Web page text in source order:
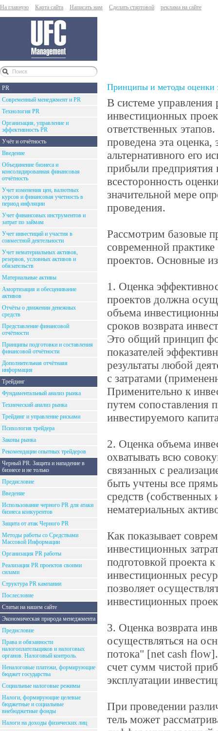
На главную Карта сайта Написать нам Сделать стартовой реклама на сайте
PR
Современный менеджмент и PR
Технология PR
Организация, управление и
эффективность PR
Учёт и отчётность
Введение
Объединение бизнеса и
консолидированная финансовая
отчётность
Учет изменения цен, валютных
курсов и финансовая учетность в
период инфляции
Учет финансовых инструментов и
затрат по займам
Учет инвестиций и участия в
совместной деятельности
Учет нематериальных активов,
резервов, условных активов и
обязательств
Материальные активы
Амортизация и обесценивание
активов
Отчёты о движении денежных
средств
Представление финансовой
отчётности
Принципы подготовки и составления
финансовой отчётности
Дополнительная отчётнаяя
информация
Трейдинг
Фундаментальный анализ рынка
Технический анализ рынка
Трейдинг и управление рисками
Психология трейдера
Законы рынка
Рекомендации опытных трейдеров
Черный PR. Защита и нападение в
бизнесе и не только
Предисловие
Введение
Использование черного PR для атаки
бизнеса конкурентов
Защита от атак Черного PR
Методы работы со Средствами
Массовой Информации
Организация PR работы
Реализация PR проектов своими
силами
Структура PR кампании
Послесловие
Статьи на нашем сайте
Экономическая природа менеджмента
Предисловие
Права и обязанности
налогоплательщиков и налоговых
органов. Налоговый контроль.
Неналоговые платежи, формирующие
бюджет государства
Социальные налоговые режимы
Налоги, формирующие целевые
бюджетные и социальные
внебюджетные фонды
Налоги на доходы физических лиц
Принципы и методы оценки
В системе
инвестиционных
ответственных
проведена эта оценка,
альтернативного его
прибыли предприятия
всесторонность
значительной мере
проведения.
Рассмотрим базовые
современной
проектов. Основные
1. Оценка
проектов должна
объема
сроков возврата
Это общий принцип
показателей
результаты любой
с затратами
Применительно к
путем сопоставления
инвестируемого
2. Оценка объема
охватывать всю
связанных с
быть учтены все
средств
нематериальных
Как показывает
инвестиционных
подготовкой проекта
инвестиционных
позволяет
инвестиционных
3. Оценка возврата
осуществляться на
потока" [net cash
счет сумм чистой
эксплуатации
При проведении
тель может